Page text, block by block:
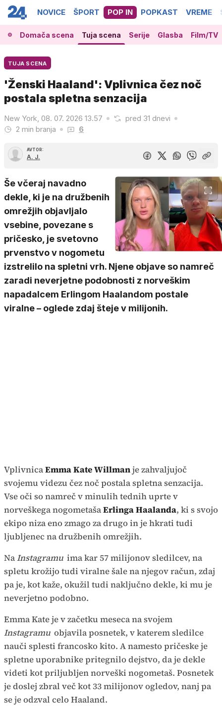
NOVICE ŠPORT POP IN POPKAST VREME
Domača scena Tuja scena Serije Glasba Film/TV
TUJA SCENA
'Ženski Haaland': Vplivnica čez noč
postala spletna senzacija
New York, 08. 07. 2026 13.57
pred 31 dnevi
2 min branja
6
AVTOR:
A. J.
Še včeraj navadno
dekle, ki je na družbenih
omrežjih objavljalo
vsebine, povezane s
pričesko, je svetovno
prvenstvo v nogometu
izstrelilo na spletni vrh. Njene objave so namreč
zaradi neverjetne podobnosti z norveškim
napadalcem Erlingom Haalandom postale
viralne – oglede zdaj šteje v milijonih.
VplivnicaEmma Kate Willmanje zahvaljujoč
svojemu videzu čez noč postala spletna senzacija.
Vse oči so namreč v minulih tednih uprte v
norveškega nogometašaErlinga Haalanda, ki s svojo
ekipo niza eno zmago za drugo in je hkrati tudi
ljubljenec na družbenih omrežjih.
NaInstagramu ima kar 57 milijonov sledilcev, na
spletu krožijo tudi viralne šale na njegov račun, zdaj
pa je, kot kaže, okužil tudi naključno dekle, ki mu je
neverjetno podobno.
Emma Kate je v začetku meseca na svojem
Instagramu objavila posnetek, v katerem sledilce
nauči splesti francosko kito. A namesto pričeske je
spletne uporabnike pritegnilo dejstvo, da je dekle
videti kot priljubljen norveški nogometaš. Posnetek
je doslej zbral več kot 33 milijonov ogledov, nanj pa
se je odzval celo Haaland.